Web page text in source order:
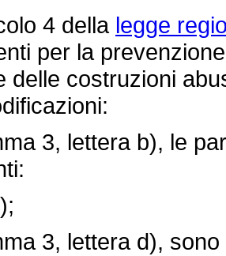
4 della legge
per la
delle costruzioni
3, lettera b), le
3, lettera d), sono